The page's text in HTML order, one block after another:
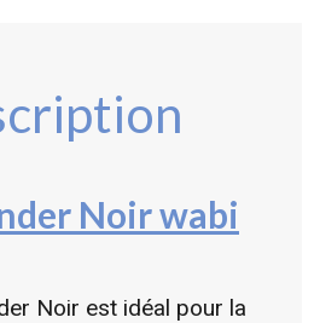
Noir wabi
Noir est idéal pour la